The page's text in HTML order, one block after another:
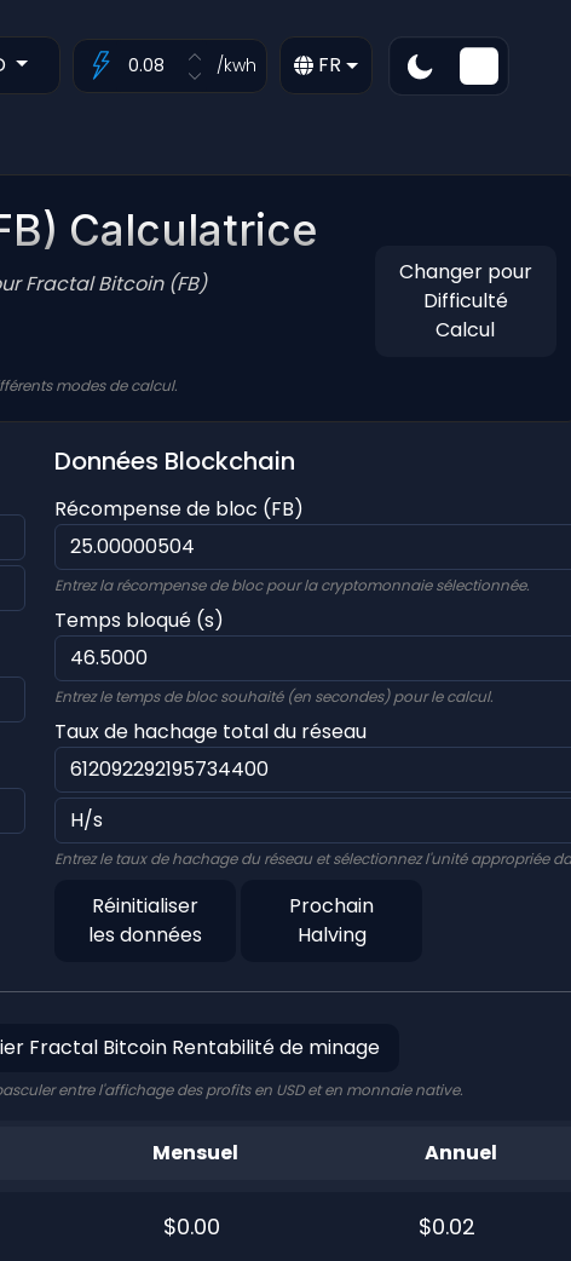
/kwh FR
Calculatrice
Fractal Bitcoin (FB)
modes de calcul.
Changer pour
Difficulté
Calcul
Données Blockchain
Récompense de bloc (FB)
Entrez la récompense de bloc pour la cryptomonnaie sélectionnée.
Temps bloqué (s)
Entrez le temps de bloc souhaité (en secondes) pour le calcul.
Taux de hachage total du réseau
Entrez le taux de hachage du réseau et sélectionnez l'unité appropriée
Réinitialiser
les données
Prochain
Halving
Fractal Bitcoin Rentabilité de minage
entre l'affichage des profits en USD et en monnaie native.
Mensuel Annuel
$0.00 $0.02